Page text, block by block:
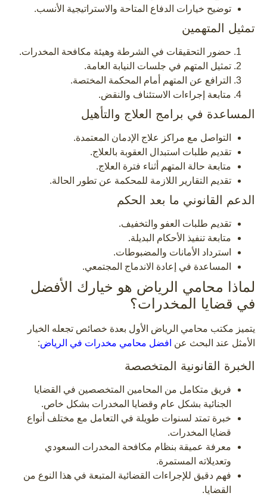
توضيح خيارات الدفاع المتاحة والاستراتيجية الأنسب.
تمثيل المتهمين
حضور التحقيقات في الشرطة وهيئة مكافحة المخدرات.
تمثيل المتهم في جلسات النيابة العامة.
الترافع عن المتهم أمام المحكمة المختصة.
متابعة إجراءات الاستئناف والنقض.
المساعدة في برامج العلاج والتأهيل
التواصل مع مراكز علاج الإدمان المعتمدة.
تقديم طلبات استبدال العقوبة بالعلاج.
متابعة حالة المتهم أثناء فترة العلاج.
تقديم التقارير اللازمة للمحكمة عن تطور الحالة.
الدعم القانوني ما بعد الحكم
تقديم طلبات العفو والتخفيف.
متابعة تنفيذ الأحكام البديلة.
استرداد الأمانات والمضبوطات.
المساعدة في إعادة الاندماج المجتمعي.
لماذا محامي الرياض هو خيارك الأفضل
في قضايا المخدرات؟
يتميز مكتب محامي الرياض الأول بعدة خصائص تجعله الخيار
الأمثل عند البحث عن افضل محامي مخدرات في الرياض:
الخبرة القانونية المتخصصة
فريق متكامل من المحامين المتخصصين في القضايا
الجنائية بشكل عام وقضايا المخدرات بشكل خاص.
خبرة تمتد لسنوات طويلة في التعامل مع مختلف أنواع
قضايا المخدرات.
معرفة عميقة بنظام مكافحة المخدرات السعودي
وتعديلاته المستمرة.
فهم دقيق للإجراءات القضائية المتبعة في هذا النوع من
القضايا.